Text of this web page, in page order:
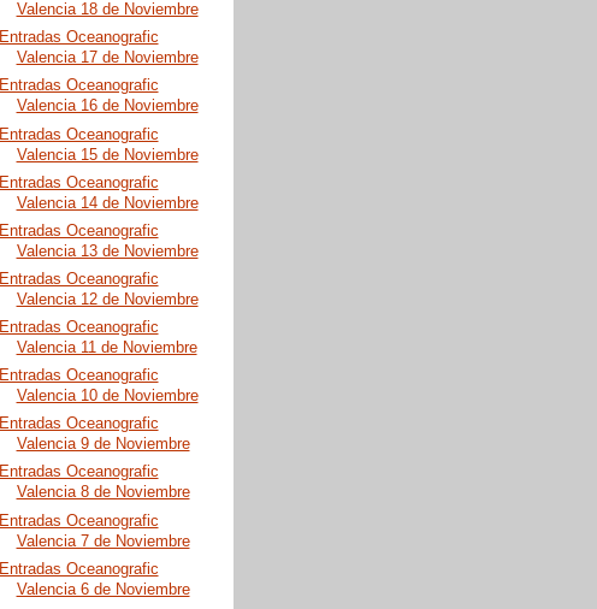
Valencia 18 de Noviembre
Entradas Oceanografic
Valencia 17 de Noviembre
Entradas Oceanografic
Valencia 16 de Noviembre
Entradas Oceanografic
Valencia 15 de Noviembre
Entradas Oceanografic
Valencia 14 de Noviembre
Entradas Oceanografic
Valencia 13 de Noviembre
Entradas Oceanografic
Valencia 12 de Noviembre
Entradas Oceanografic
Valencia 11 de Noviembre
Entradas Oceanografic
Valencia 10 de Noviembre
Entradas Oceanografic
Valencia 9 de Noviembre
Entradas Oceanografic
Valencia 8 de Noviembre
Entradas Oceanografic
Valencia 7 de Noviembre
Entradas Oceanografic
Valencia 6 de Noviembre